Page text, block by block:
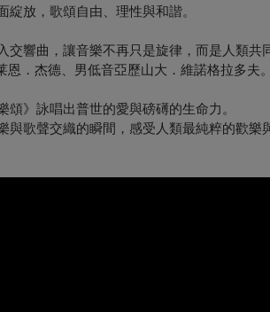
放，歌頌自由、理性與和諧。
交響曲，讓音樂不再只是旋律，而是人類共
．杰德、男低音亞歷山大．維諾格拉多夫。
》詠唱出普世的愛與磅礡的生命力。
歌聲交織的瞬間，感受人類最純粹的歡樂